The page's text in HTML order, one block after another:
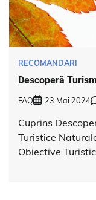
RECOMANDARI
Descoperă
FAQ 23 Mai 2024
Cuprins
Turistice
Obiective